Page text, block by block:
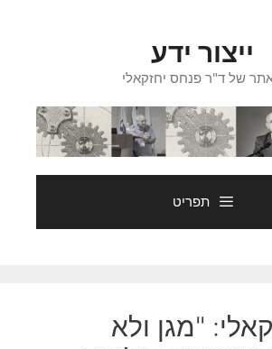
ייצור ידע
של ד"ר פנחס יחזקאלי
תפריט
"מגן ולא